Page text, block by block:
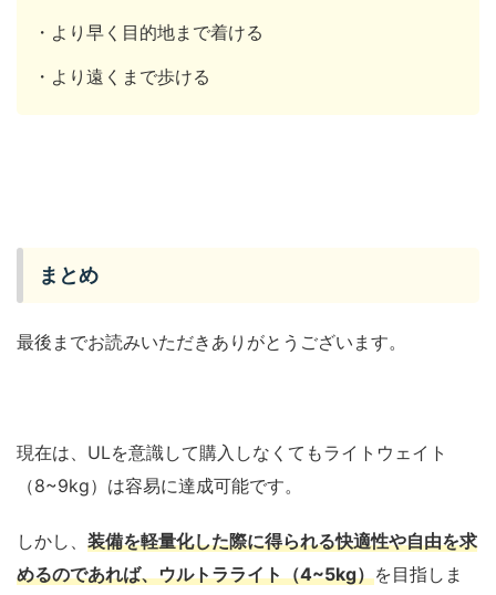
・より早く目的地まで着ける
・より遠くまで歩ける
まとめ
最後までお読みいただきありがとうございます。
現在は、ULを意識して購入しなくてもライトウェイト
（8~9kg）は容易に達成可能です。
しかし、 装備を軽量化した際に得られる快適性や自由を求
めるのであれば、ウルトラライト（4~5kg）を目指しま